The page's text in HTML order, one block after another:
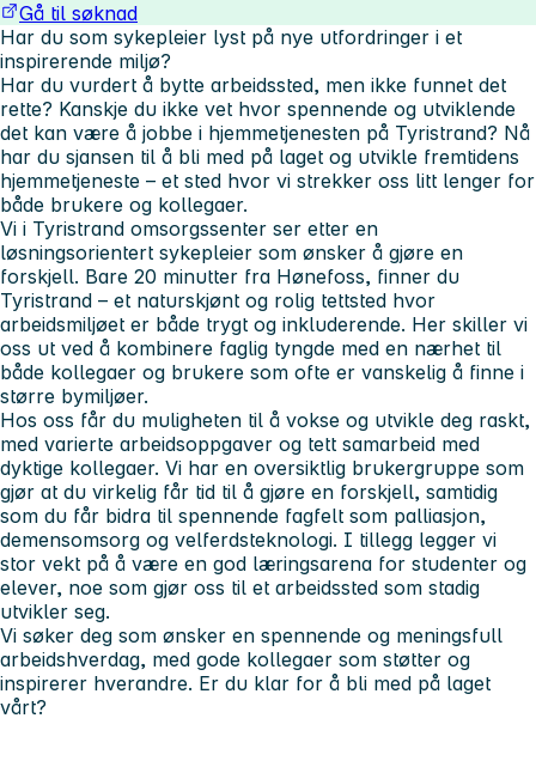
Gå til søknad
Har du som sykepleier lyst på nye utfordringer i et
inspirerende miljø?
Har du vurdert å bytte arbeidssted, men ikke funnet det
rette? Kanskje du ikke vet hvor spennende og utviklende
det kan være å jobbe i hjemmetjenesten på Tyristrand? Nå
har du sjansen til å bli med på laget og utvikle fremtidens
hjemmetjeneste – et sted hvor vi strekker oss litt lenger for
både brukere og kollegaer.
Vi i Tyristrand omsorgssenter ser etter en
løsningsorientert sykepleier som ønsker å gjøre en
forskjell. Bare 20 minutter fra Hønefoss, finner du
Tyristrand – et naturskjønt og rolig tettsted hvor
arbeidsmiljøet er både trygt og inkluderende. Her skiller vi
oss ut ved å kombinere faglig tyngde med en nærhet til
både kollegaer og brukere som ofte er vanskelig å finne i
større bymiljøer.
Hos oss får du muligheten til å vokse og utvikle deg raskt,
med varierte arbeidsoppgaver og tett samarbeid med
dyktige kollegaer. Vi har en oversiktlig brukergruppe som
gjør at du virkelig får tid til å gjøre en forskjell, samtidig
som du får bidra til spennende fagfelt som palliasjon,
demensomsorg og velferdsteknologi. I tillegg legger vi
stor vekt på å være en god læringsarena for studenter og
elever, noe som gjør oss til et arbeidssted som stadig
utvikler seg.
Vi søker deg som ønsker en spennende og meningsfull
arbeidshverdag, med gode kollegaer som støtter og
inspirerer hverandre. Er du klar for å bli med på laget
vårt?